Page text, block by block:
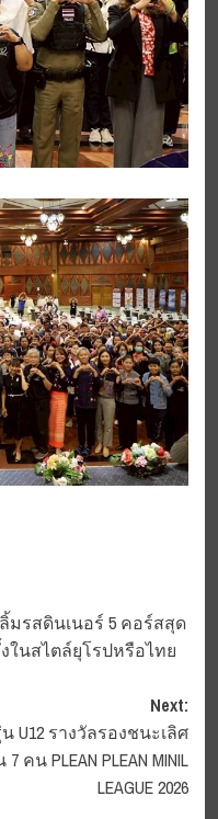
รสดินเนอร์ 5 คอร์สสุด
นสไตล์ยุโรปหรือไทย
Next:
U12 รางวัลรองชนะเลิศ
PLEAN PLEAN MINIL
LEAGUE 2026